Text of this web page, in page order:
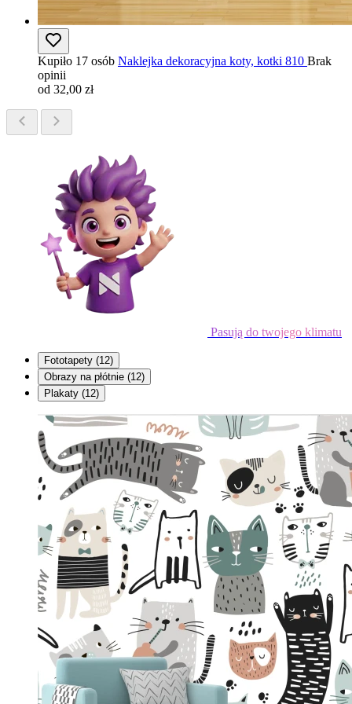
Kupiło 17 osób Naklejka dekoracyjna koty, kotki 810 Brak
opinii
od 32,00 zł
Pasują do twojego klimatu
Fototapety (12)
Obrazy na płótnie (12)
Plakaty (12)